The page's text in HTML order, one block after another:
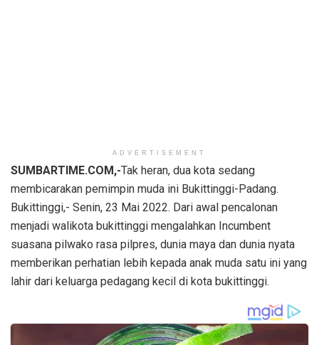
ADVERTISEMENT
SUMBARTIME.COM,-Tak heran, dua kota sedang
membicarakan pemimpin muda ini Bukittinggi-Padang.
Bukittinggi,- Senin, 23 Mai 2022. Dari awal pencalonan
menjadi walikota bukittinggi mengalahkan Incumbent
suasana pilwako rasa pilpres, dunia maya dan dunia nyata
memberikan perhatian lebih kepada anak muda satu ini yang
lahir dari keluarga pedagang kecil di kota bukittinggi.